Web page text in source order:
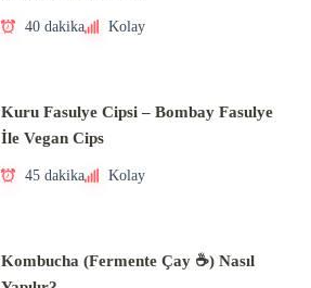
40 dakika Kolay
Kuru Fasulye Cipsi – Bombay Fasulye
İle Vegan Cips
45 dakika Kolay
Kombucha (Fermente Çay ☕) Nasıl